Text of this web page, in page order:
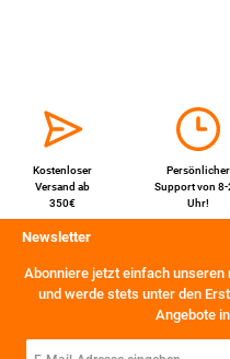
Kostenloser
Versand ab
350€
Persönlicher
Support von
Uhr!
Newsletter
Abonniere jetzt einfach
und werde stets unter den
Angebote